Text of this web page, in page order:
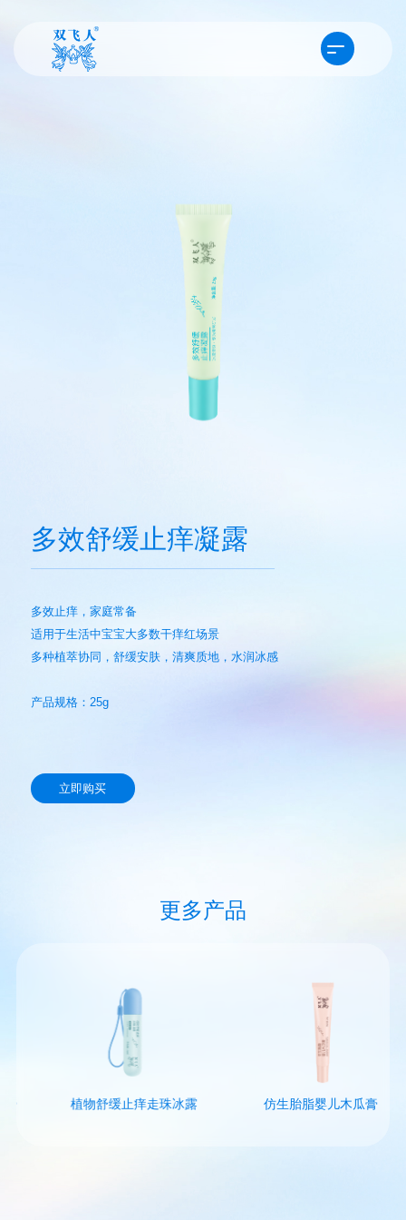
多效舒缓止痒凝露
多效止痒，家庭常备
适用于生活中宝宝大多数干痒红场景
多种植萃协同，舒缓安肤，清爽质地，水润冰感
产品规格：25g
立即购买
更多产品
植物舒缓止痒走珠冰露 仿生胎脂婴儿木瓜膏